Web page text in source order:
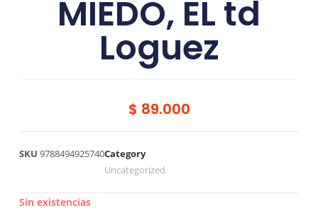
MIEDO, EL td
Loguez
$ 89.000
SKU 9788494925740Category
Uncategorized
Sin existencias